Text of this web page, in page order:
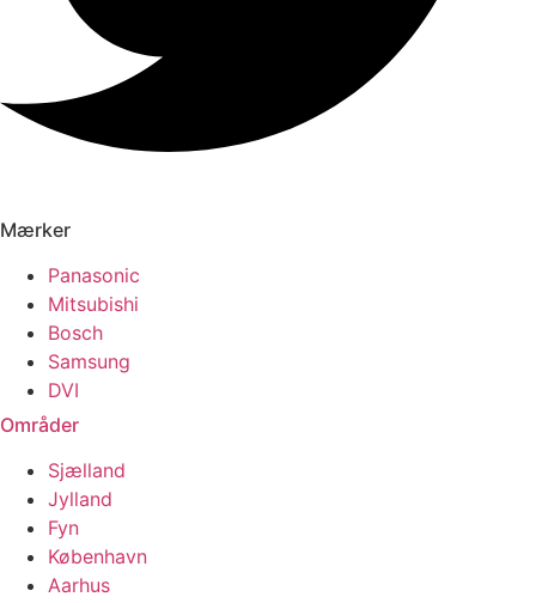
Mærker
Panasonic
Mitsubishi
Bosch
Samsung
DVI
Områder
Sjælland
Jylland
Fyn
København
Aarhus